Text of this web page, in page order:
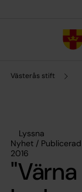
Västerås stift
Lyssna
Nyhet /
2016